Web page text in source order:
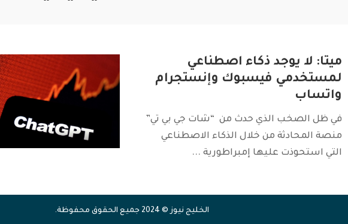
ميتا: لا يوجد ذكاء اصطناعي
لمستخدمي فيسبوك وإنستجرام
واتساب
في ظل الصخب الذي حدث من “شات جي بي تي”
منصة المحادثة من خلال الذكاء الاصطناعي
التي استحوذت عليها إمبراطورية ...
الخليج نيوز © 2024 جميع الحقوق محفوظة.